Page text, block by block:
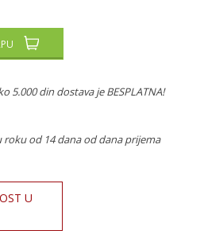
5.000 din dostava je BESPLATNA!
roku od 14 dana od dana prijema
U